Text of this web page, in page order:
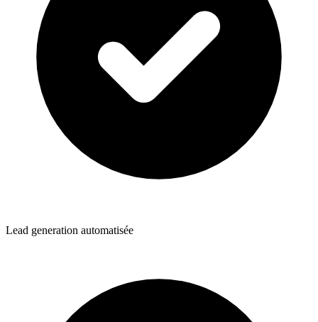
Lead generation automatisée